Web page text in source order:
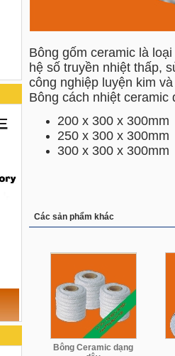
Bông gốm ceramic là
hệ số truyền nhiệt thấp,
công nghiệp luyện kim
Bông cách nhiệt
200 x 300 x 300mm
250 x 300 x 300mm
300 x 300 x 300mm
Các sản phẩm khác
Bông Ceramic dạng